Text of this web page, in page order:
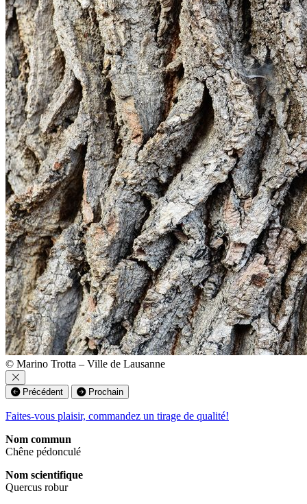
© Marino Trotta – Ville de Lausanne
Précédent Prochain
Faites-vous plaisir, commandez un tirage de qualité!
Nom commun
Chêne pédonculé
Nom scientifique
Quercus robur